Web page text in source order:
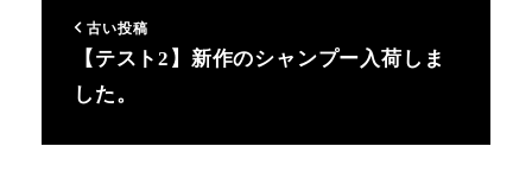
古い投稿
【テスト2】新作のシャンプー入荷しま
した。